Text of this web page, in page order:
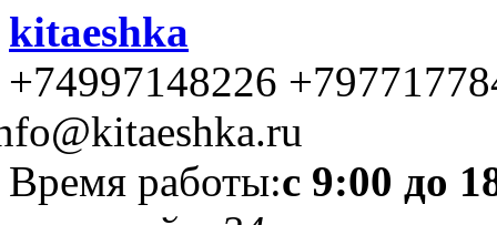
kitaeshka
+74997148226
Время работы:с 9:00 до